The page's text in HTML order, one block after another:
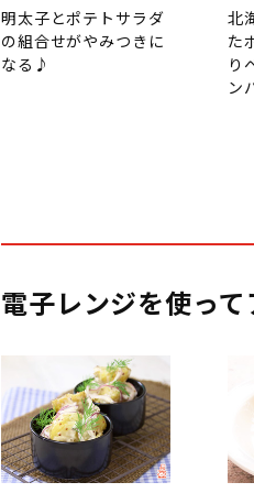
明太子とポテトサラダ
の組合せがやみつきに
なる♪
北
た
り
ン
電子レンジを使っ